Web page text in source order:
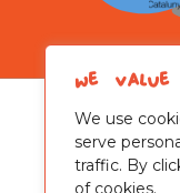
We
We use
serve
traffic. By
of cookies.